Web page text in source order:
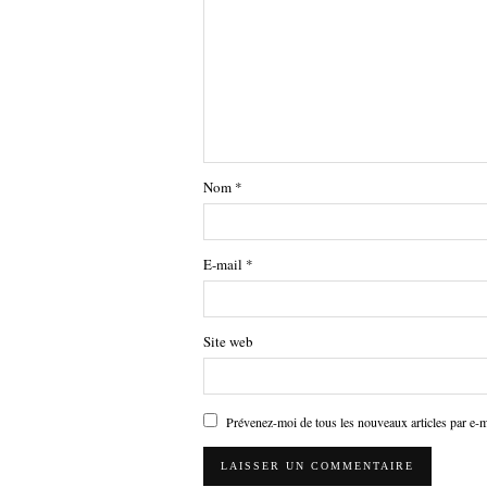
Nom *
E-mail *
Site web
Prévenez-moi de tous les nouveaux articles par e-